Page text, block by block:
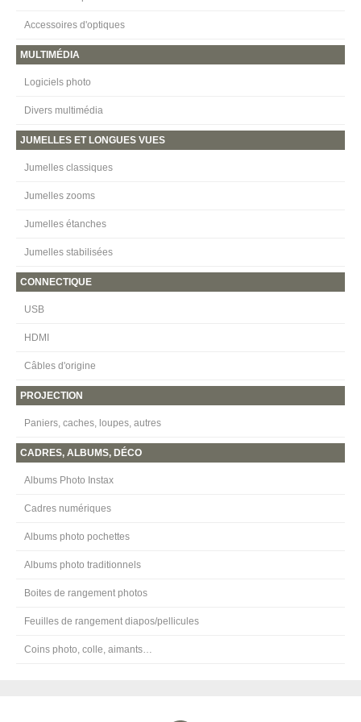
Accessoires d'optiques
MULTIMÉDIA
Logiciels photo
Divers multimédia
JUMELLES ET LONGUES VUES
Jumelles classiques
Jumelles zooms
Jumelles étanches
Jumelles stabilisées
CONNECTIQUE
USB
HDMI
Câbles d'origine
PROJECTION
Paniers, caches, loupes, autres
CADRES, ALBUMS, DÉCO
Albums Photo Instax
Cadres numériques
Albums photo pochettes
Albums photo traditionnels
Boites de rangement photos
Feuilles de rangement diapos/pellicules
Coins photo, colle, aimants…